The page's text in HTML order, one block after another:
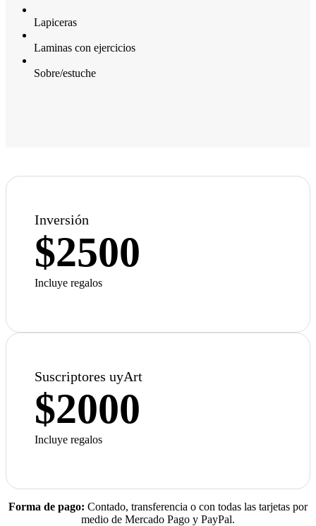
Lapiceras
Laminas con ejercicios
Sobre/estuche
Inversión
$2500
Incluye regalos
Suscriptores uyArt
$2000
Incluye regalos
Forma de pago: Contado, transferencia o con todas las tarjetas por
medio de Mercado Pago y PayPal.